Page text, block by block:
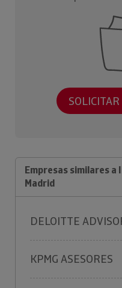
Empresas similares a
Madrid
DELOITTE
KPMG ASESORES